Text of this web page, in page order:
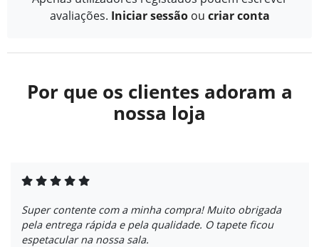
avaliações. Iniciar sessão ou criar conta
Por que os clientes adoram a
nossa loja
Super contente com a minha compra! Muito obrigada
pela entrega rápida e pela qualidade. O tapete ficou
espetacular na nossa sala.